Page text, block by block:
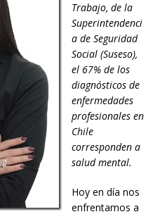
Trabajo, de la
Superintendenci
a de Seguridad
Social (Suseso),
el 67% de los
diagnósticos de
enfermedades
profesionales en
Chile
corresponden a
salud mental.
Hoy en día nos
enfrentamos a